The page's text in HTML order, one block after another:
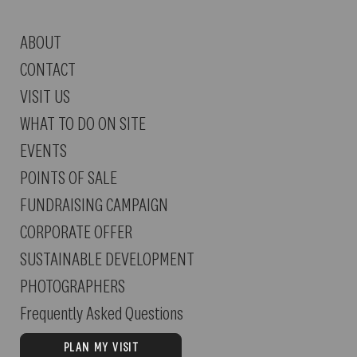
ABOUT
CONTACT
VISIT US
WHAT TO DO ON SITE
EVENTS
POINTS OF SALE
FUNDRAISING CAMPAIGN
CORPORATE OFFER
SUSTAINABLE DEVELOPMENT
PHOTOGRAPHERS
Frequently Asked Questions
PLAN MY VISIT